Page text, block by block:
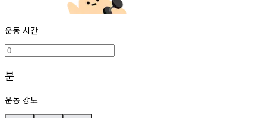
운동 시간
분
운동 강도